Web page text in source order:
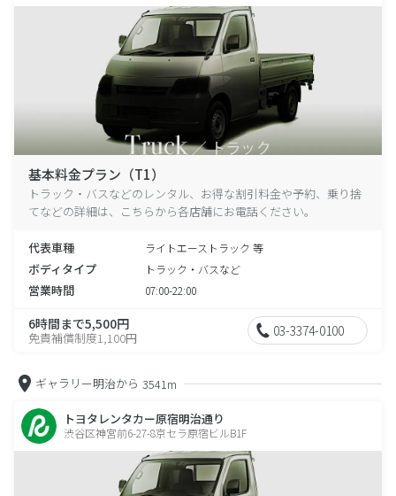
基本料金プラン（T1）
トラック・バスなどのレンタル、お得な割引料金や予約、乗り捨
てなどの詳細は、こちらから各店舗にお電話ください。
代表車種 ライトエーストラック 等
ボディタイプ トラック・バスなど
営業時間 07:00-22:00
6時間まで5,500円
免責補償制度1,100円 03-3374-0100
ギャラリー明治から 3541m
トヨタレンタカー原宿明治通り
渋谷区神宮前6-27-8京セラ原宿ビルB1F